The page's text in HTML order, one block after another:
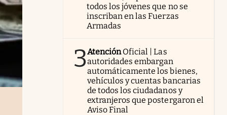
todos los jóvenes que no se
inscriban en las Fuerzas
Armadas
3AtenciónOficial | Las
autoridades embargan
automáticamente los bienes,
vehículos y cuentas bancarias
de todos los ciudadanos y
extranjeros que postergaron el
Aviso Final